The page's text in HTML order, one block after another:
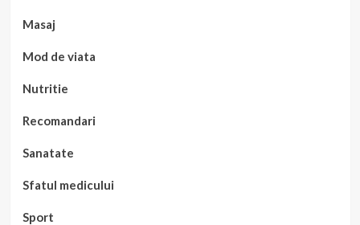
Masaj
Mod de viata
Nutritie
Recomandari
Sanatate
Sfatul medicului
Sport